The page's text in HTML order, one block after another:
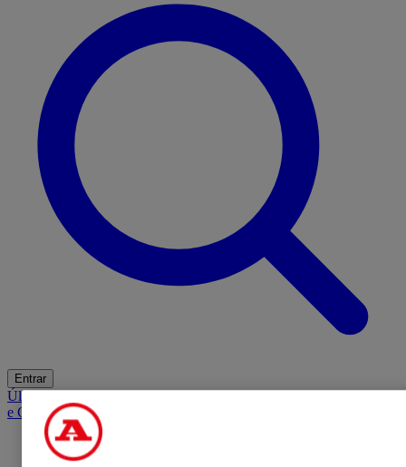
Entrar
ÚltimasMercadoOpiniãoiGaming HubA BOLA SUGEREBarba
e Cabelo